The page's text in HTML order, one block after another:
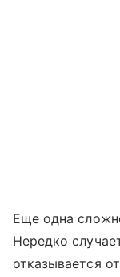
Еще одна
Нередко
отказывается